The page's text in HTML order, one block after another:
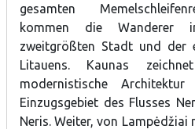
gesamten
kommen die Wanderer
zweitgrößten Stadt und der
Litauens. Kaunas
modernistische
Einzugsgebiet des Flusses
Neris. Weiter, von